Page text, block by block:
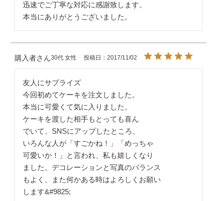
迅速でご丁寧な対応に感謝致します。
本当にありがとうございました。
購入者 30代 女性 投稿日 2017/11/02
友人にサプライズ
今回初めてケーキを注文しました。
本当に可愛くて気に入りました。
ケーキを渡した相手もとっても喜ん
でいて、SNSにアップしたところ、
いろんな人が「すごかね！」「めっちゃ
可愛いか！」と言われ、私も嬉しくなり
ました。デコレーションと写真のバランス
もよく、また何かある時はよろしくお願い
します&#9825;